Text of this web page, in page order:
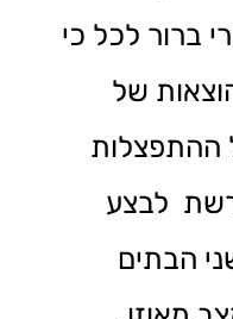
ברור לכל כי
של
לבצע
הבתים